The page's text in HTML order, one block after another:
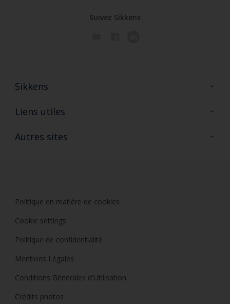
Suivez Sikkens
Sikkens
A propos de Sikkens
Liens utiles
Ouvrir un magasin PASS
Autres sites
Politique en matière de cookies
Cookie settings
Politique de confidentialité
Mentions Légales
Conditions Générales d'Utilisation
Crédits photos